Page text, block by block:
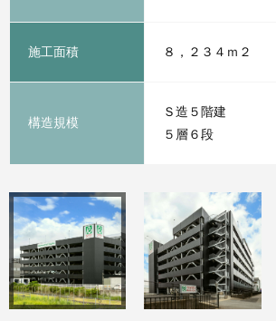
施工面積 ８，２３４ｍ２
構造規模
Ｓ造５階建
５層６段